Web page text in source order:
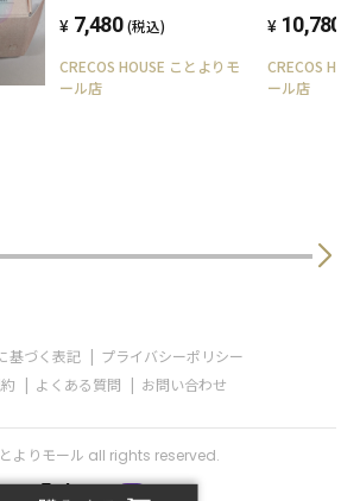
7,480 (税込)
CRECOS HOUSE ことよりモ
ール店
10,780
CRECOS
ール店
基づく表記
プライバシーポリシー
よくある質問 お問い合わせ
よりモール all rights reserved.